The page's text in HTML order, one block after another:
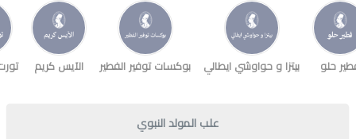
حلو بيتزا و حواوشي ايطالي بوكسات توفير الفطير الآيس كريم
علب المولد النبوي